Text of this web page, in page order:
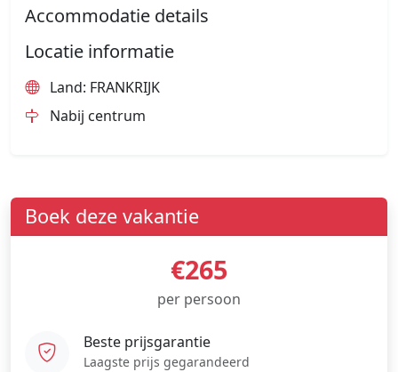
Accommodatie details
Locatie informatie
Land: FRANKRIJK
Nabij centrum
Boek deze vakantie
€265
per persoon
Beste prijsgarantie
Laagste prijs gegarandeerd